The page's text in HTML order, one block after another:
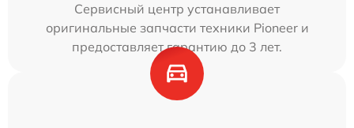
Сервисный центр устанавливает
оригинальные запчасти техники Pioneer и
предоставляет гарантию до 3 лет.